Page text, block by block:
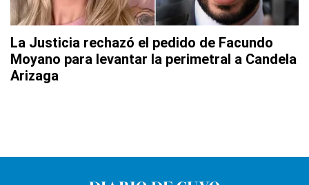
La Justicia rechazó el pedido de Facundo
Moyano para levantar la perimetral a Candela
Arizaga